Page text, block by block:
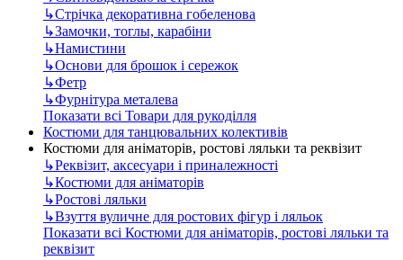
↳Стрічка декоративна гобеленова
↳Замочки, тоглы, карабіни
↳Намистини
↳Основи для брошок і сережок
↳Фетр
↳Фурнітура металева
Показати всі Товари для рукоділля
Костюми для танцювальних колективів
Костюми для аніматорів, ростові ляльки та реквізит
↳Реквізит, аксесуари і приналежності
↳Костюми для аніматорів
↳Ростові ляльки
↳Взуття вуличне для ростових фігур і ляльок
Показати всі Костюми для аніматорів, ростові ляльки та
реквізит